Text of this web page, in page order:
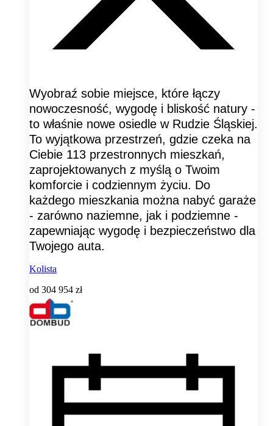
Wyobraź sobie miejsce, które łączy
nowoczesność, wygodę i bliskość natury -
to właśnie nowe osiedle w Rudzie Śląskiej.
To wyjątkowa przestrzeń, gdzie czeka na
Ciebie 113 przestronnych mieszkań,
zaprojektowanych z myślą o Twoim
komforcie i codziennym życiu. Do
każdego mieszkania można nabyć garaże
- zarówno naziemne, jak i podziemne -
zapewniając wygodę i bezpieczeństwo dla
Twojego auta.
Kolista
od 304 954 zł